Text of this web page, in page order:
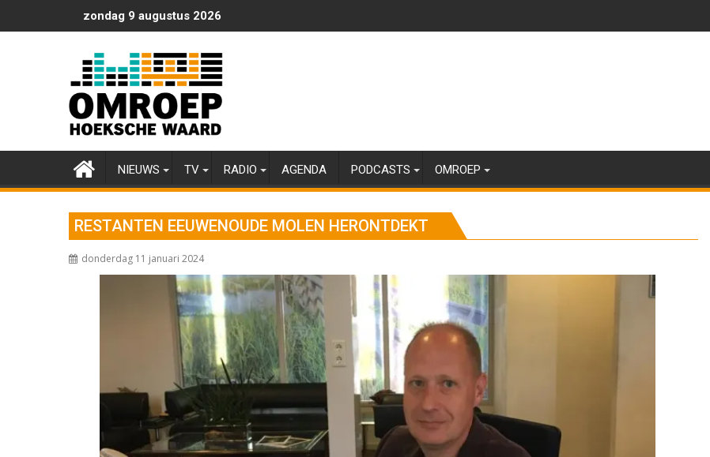
naar
zondag 9 augustus 2026
NIEUWS TV RADIO AGENDA PODCASTS OMROEP
RESTANTEN EEUWENOUDE MOLEN HERONTDEKT
donderdag 11 januari 2024